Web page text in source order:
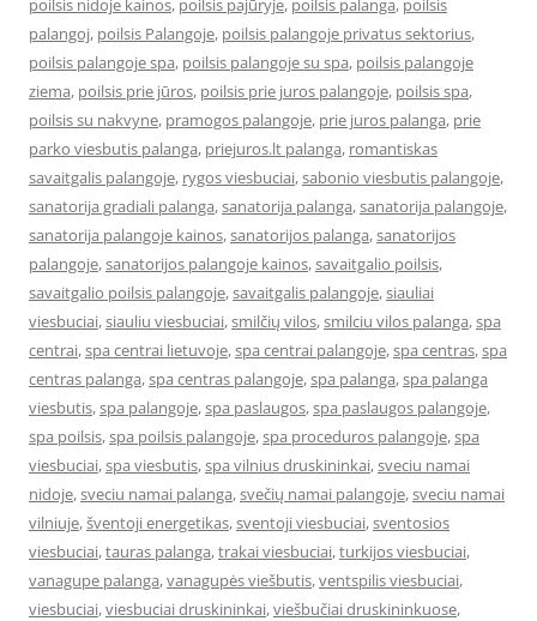
poilsis nidoje kainos, poilsis pajūryje, poilsis palanga, poilsis
palangoj, poilsis Palangoje, poilsis palangoje privatus sektorius,
poilsis palangoje spa, poilsis palangoje su spa, poilsis palangoje
ziema, poilsis prie jūros, poilsis prie juros palangoje, poilsis spa,
poilsis su nakvyne, pramogos palangoje, prie juros palanga, prie
parko viesbutis palanga, priejuros.lt palanga, romantiskas
savaitgalis palangoje, rygos viesbuciai,sabonio viesbutis palangoje,
sanatorija gradiali palanga,sanatorija palanga,sanatorija palangoje,
sanatorija palangoje kainos,sanatorijos palanga,sanatorijos
palangoje,sanatorijos palangoje kainos,savaitgalio poilsis,
savaitgalio poilsis palangoje,savaitgalis palangoje,siauliai
viesbuciai,siauliu viesbuciai,smilčių vilos,smilciu vilos palanga,spa
centrai,spa centrai lietuvoje,spa centrai palangoje,spa centras,spa
centras palanga,spa centras palangoje,spa palanga,spa palanga
viesbutis,spa palangoje,spa paslaugos,spa paslaugos palangoje,
spa poilsis,spa poilsis palangoje,spa proceduros palangoje,spa
viesbuciai,spa viesbutis,spa vilnius druskininkai,sveciu namai
nidoje,sveciu namai palanga,svečių namai palangoje,sveciu namai
vilniuje,šventoji energetikas,sventoji viesbuciai,sventosios
viesbuciai,tauras palanga,trakai viesbuciai,turkijos viesbuciai,
vanagupe palanga,vanagupės viešbutis,ventspilis viesbuciai,
viesbuciai,viesbuciai druskininkai,viešbučiai druskininkuose,